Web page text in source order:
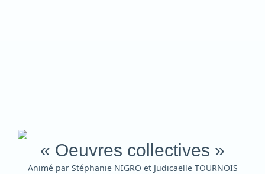
« Oeuvres collectives »
Animé par Stéphanie NIGRO et Judicaëlle TOURNOIS